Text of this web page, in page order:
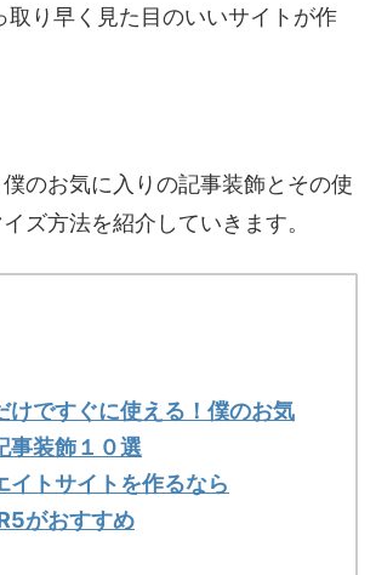
取り早く見た目のいいサイトが作
のお気に入りの記事装飾とその使
ズ方法を紹介していきます。
けですぐに使える！僕のお気
事装飾１０選
イトサイトを作るなら
がおすすめ